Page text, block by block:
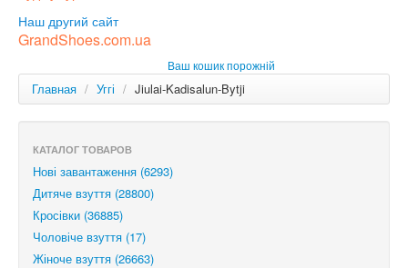
РОС
Наш другий сайт
GrandShoes.com.ua
Ваш кошик порожній
Главная / Уггі / Jiulai-Kadisalun-Bytji
КАТАЛОГ ТОВАРОВ
Нові завантаження (6293)
Дитяче взуття (28800)
Кросівки (36885)
Чоловіче взуття (17)
Жіноче взуття (26663)